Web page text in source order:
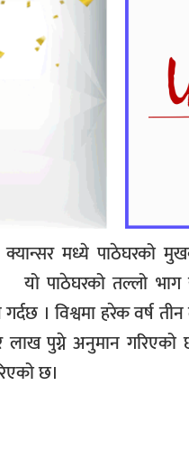
क्यान्सर मध्ये पाठेघरको
यो पाठेघरको तल्लो
।विश्वमा हरेक वर्ष
लाख पुग्ने अनुमान
छ।